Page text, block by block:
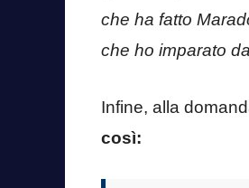
che ha fatto
che ho imparato
Infine, alla
così: